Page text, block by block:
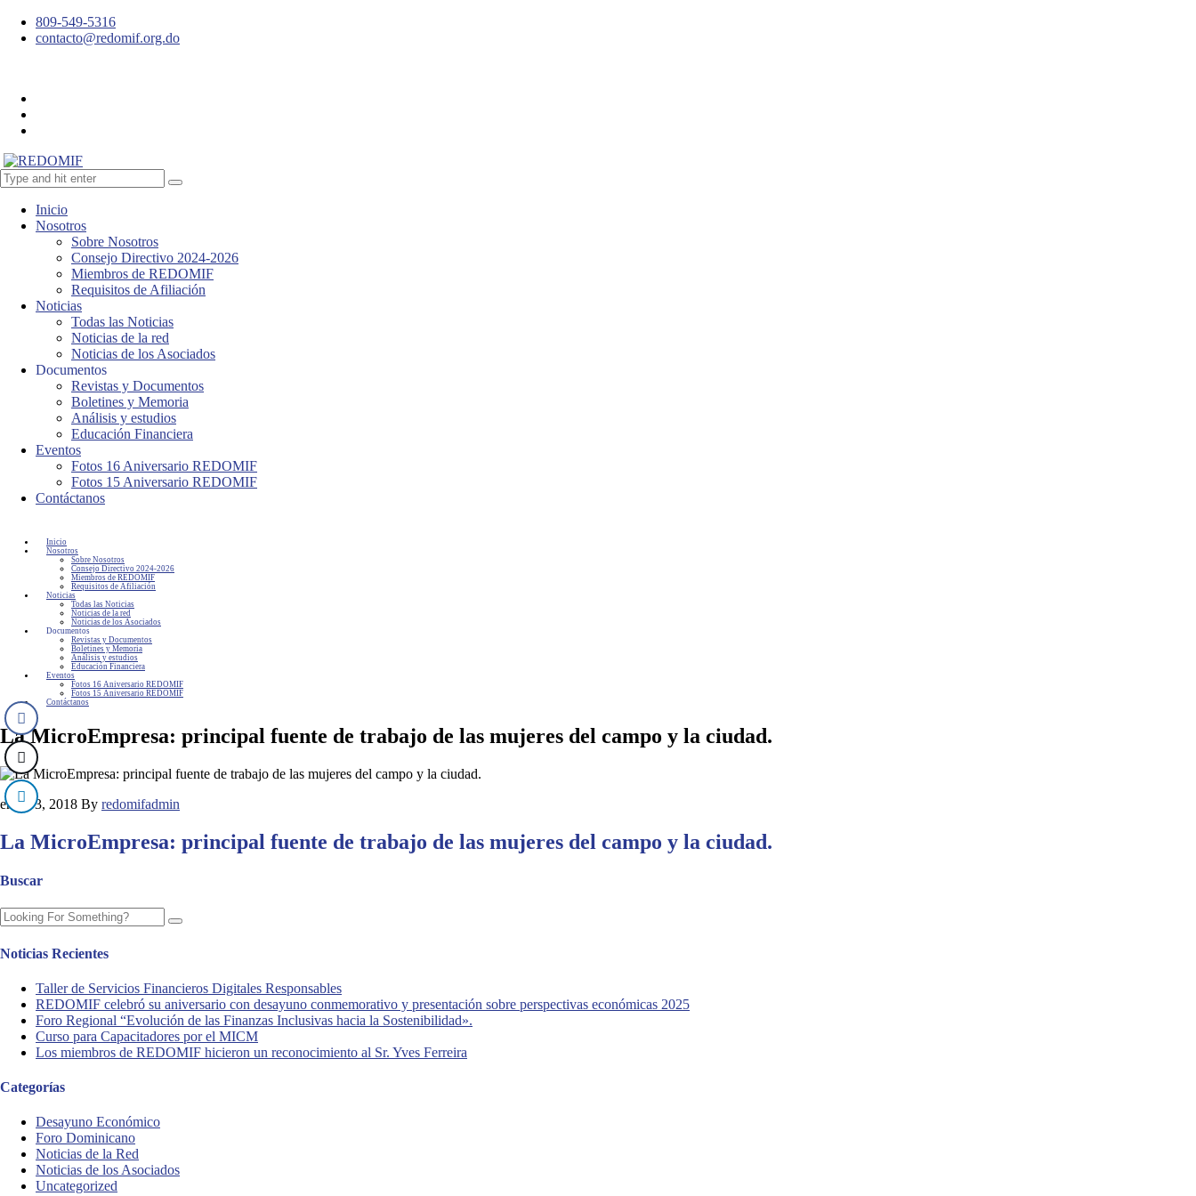
809-549-5316
contacto@redomif.org.do
Inicio
Nosotros
Sobre Nosotros
Consejo Directivo 2024-2026
Miembros de REDOMIF
Requisitos de Afiliación
Noticias
Todas las Noticias
Noticias de la red
Noticias de los Asociados
Documentos
Revistas y Documentos
Boletines y Memoria
Análisis y estudios
Educación Financiera
Eventos
Fotos 16 Aniversario REDOMIF
Fotos 15 Aniversario REDOMIF
Contáctanos
Inicio
Nosotros
Sobre Nosotros
Consejo Directivo 2024-2026
Miembros de REDOMIF
Requisitos de Afiliación
Noticias
Todas las Noticias
Noticias de la red
Noticias de los Asociados
Documentos
Revistas y Documentos
Boletines y Memoria
Análisis y estudios
Educación Financiera
Eventos
Fotos 16 Aniversario REDOMIF
Fotos 15 Aniversario REDOMIF
Contáctanos
La MicroEmpresa: principal fuente de trabajo de las mujeres del campo y la ciudad.
enero 3, 2018 By redomifadmin
La MicroEmpresa: principal fuente de trabajo de las mujeres del campo y la ciudad.
Buscar
Noticias Recientes
Taller de Servicios Financieros Digitales Responsables
REDOMIF celebró su aniversario con desayuno conmemorativo y presentación sobre perspectivas económicas 2025
Foro Regional “Evolución de las Finanzas Inclusivas hacia la Sostenibilidad».
Curso para Capacitadores por el MICM
Los miembros de REDOMIF hicieron un reconocimiento al Sr. Yves Ferreira
Categorías
Desayuno Económico
Foro Dominicano
Noticias de la Red
Noticias de los Asociados
Uncategorized